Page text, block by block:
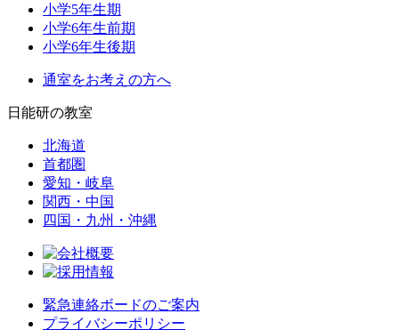
小学5年生期
小学6年生前期
小学6年生後期
通室をお考えの方へ
日能研の教室
北海道
首都圏
愛知・岐阜
関西・中国
四国・九州・沖縄
緊急連絡ボードのご案内
プライバシーポリシー